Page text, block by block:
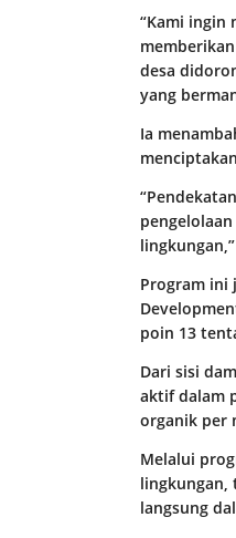
“Kami ingin
desa
yang
Ia
Program ini
poin 13
Dari sisi
aktif dalam
organik per
Melalui
lingkungan,
langsung